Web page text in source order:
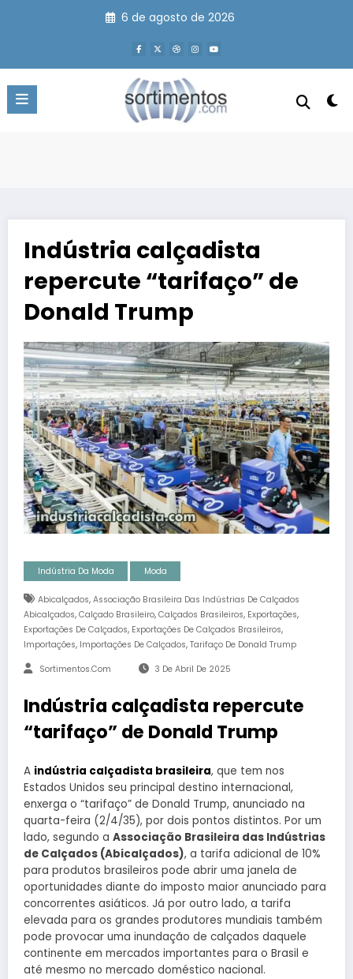
6 de agosto de 2026
Indústria calçadista
repercute “tarifaço” de
Donald Trump
Indústria Da Moda Moda
Abicalçados, Associação Brasileira Das Indústrias De Calçados
Abicalçados, Calçado Brasileiro, Calçados Brasileiros, Exportações,
Exportações De Calçados, Exportações De Calçados Brasileiros,
Importações, Importações De Calçados, Tarifaço De Donald Trump
Sortimentos.com 3 De Abril De 2025
Indústria calçadista repercute
“tarifaço” de Donald Trump
A indústria calçadista brasileira, que tem nos
Estados Unidos seu principal destino internacional,
enxerga o “tarifaço” de Donald Trump, anunciado na
quarta-feira (2/4/35), por dois pontos distintos. Por um
lado, segundo a Associação Brasileira das Indústrias
de Calçados (Abicalçados), a tarifa adicional de 10%
para produtos brasileiros pode abrir uma janela de
oportunidades diante do imposto maior anunciado para
concorrentes asiáticos. Já por outro lado, a tarifa
elevada para os grandes produtores mundiais também
pode provocar uma inundação de calçados daquele
continente em mercados importantes para o Brasil e
até mesmo no mercado doméstico nacional.